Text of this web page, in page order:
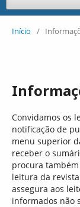
Início /
Convidamos os
notificação de
menu superior
receber o
procura
leitura da
assegura aos
informados não